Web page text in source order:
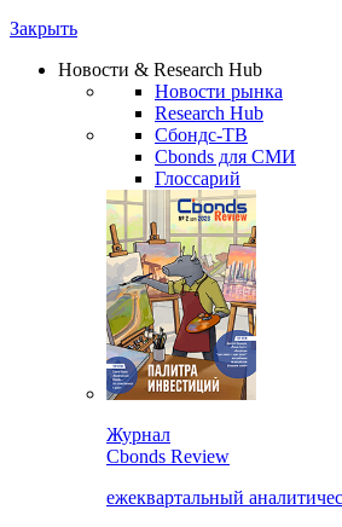
Закрыть
Новости & Research Hub
Новости рынка
Research Hub
Сбондс-ТВ
Cbonds для СМИ
Глоссарий
Журнал
Cbonds Review
ежеквартальный